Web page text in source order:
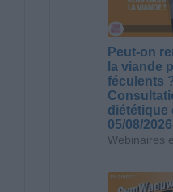
Peut-on
la viande
féculents
diététique
05/08/2026
Webinaires